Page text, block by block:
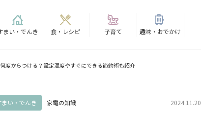
まい・でんき 食・レシピ 子育て 趣味・おでかけ
度からつける？設定温度やすぐにできる節約術も紹介
2024.11.20
まい・でんき 家電の知識